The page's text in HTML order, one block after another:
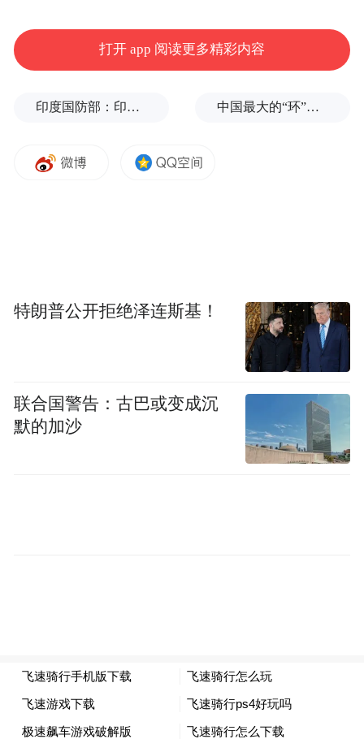
“取名自明代科学家徐光启，矢志‘为中华科
技复兴而奋斗’。”
创业之初，他们只有东拼西凑的20万元启动
备，找偏远的地方——比如未完工的地下停
他们所研发的核心技术和产品，正是《科
刘若鹏与超材料相遇于2002年。
当时，就读于浙大的他，读到了伦敦帝国理
工学院理论固体物理教授、超材料开创者
为这是伪科学，也有一派人认为是科学。”但
他认定，这是一个具有无限可能性的领域。
打开 app 阅读更多精彩内容
印度国防部：印度成功试射“烈火-4”中程弹道导弹，可携带常规弹头和核弹头 中国最大的“环”，要来了
特朗普公开拒绝泽连斯基！
联合国警告：古巴或变成沉
默的加沙